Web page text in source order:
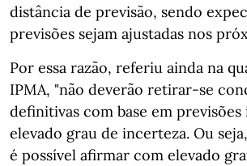
distância de previsão, sendo
previsões sejam ajustadas nos
Por essa razão, referiu ainda na
IPMA, "não deverão retirar-se
definitivas com base em previsões
elevado grau de incerteza. Ou
é possível afirmar com elevado